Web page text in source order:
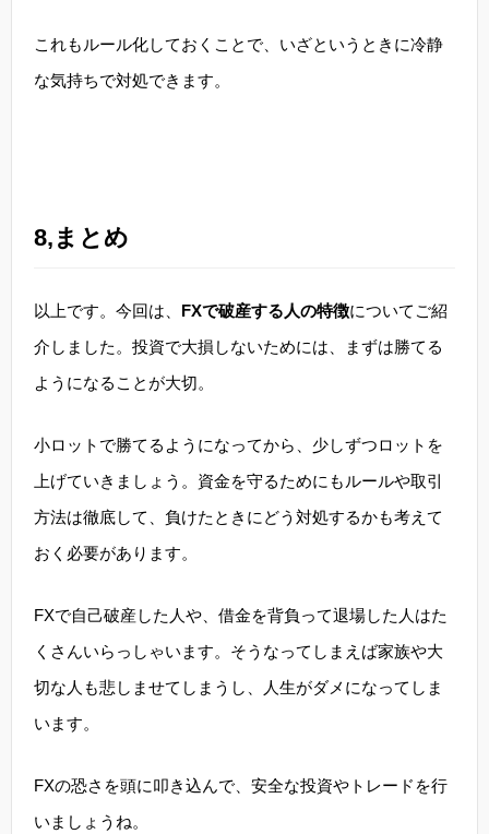
これもルール化しておくことで、いざというときに冷静
な気持ちで対処できます。
8,まとめ
以上です。今回は、 FXで破産する人の特徴についてご紹
介しました。投資で大損しないためには、まずは勝てる
ようになることが大切。
小ロットで勝てるようになってから、少しずつロットを
上げていきましょう。資金を守るためにもルールや取引
方法は徹底して、負けたときにどう対処するかも考えて
おく必要があります。
FXで自己破産した人や、借金を背負って退場した人はた
くさんいらっしゃいます。そうなってしまえば家族や大
切な人も悲しませてしまうし、人生がダメになってしま
います。
FXの恐さを頭に叩き込んで、安全な投資やトレードを行
いましょうね。